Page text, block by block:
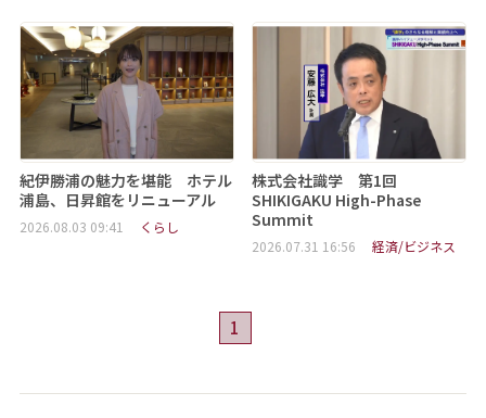
紀伊勝浦の魅力を堪能 ホテル
浦島、日昇館をリニューアル
2026.08.03 09:41 くらし
株式会社識学 第1回
SHIKIGAKU High-Phase
Summit
2026.07.31 16:56 経済/ビジネス
1